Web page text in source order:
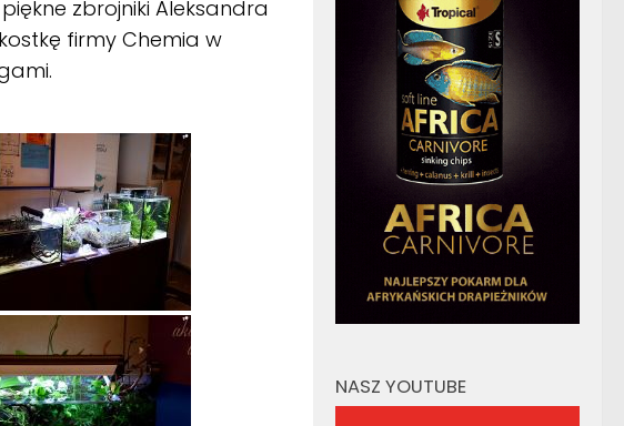
zbrojniki Aleksandra
firmy Chemia w
NASZ YOUTUBE